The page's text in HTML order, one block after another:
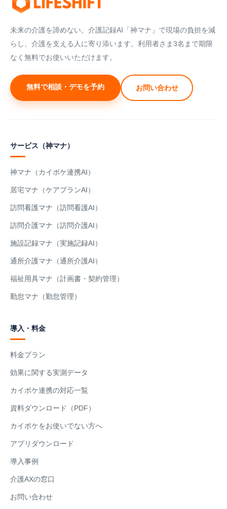
未来の介護を諦めない。介護記録AI「神マナ」で現場の負担を減
らし、介護を支える人に寄り添います。利用者さま3名まで期限
なく無料でお使いいただけます。
無料で相談・デモを予約 お問い合わせ
サービス（神マナ）
神マナ（カイポケ連携AI）
居宅マナ（ケアプランAI）
訪問看護マナ（訪問看護AI）
訪問介護マナ（訪問介護AI）
施設記録マナ（実施記録AI）
通所介護マナ（通所介護AI）
福祉用具マナ（計画書・契約管理）
勤怠マナ（勤怠管理）
導入・料金
料金プラン
効果に関する実測データ
カイポケ連携の対応一覧
資料ダウンロード（PDF）
カイポケをお使いでない方へ
アプリダウンロード
導入事例
介護AXの窓口
お問い合わせ